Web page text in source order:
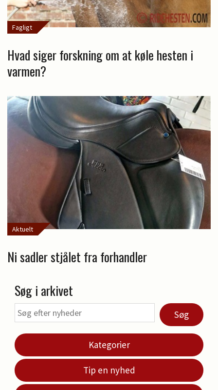
Fagligt
Hvad siger forskning om at køle hesten i
varmen?
Aktuelt
Ni sadler stjålet fra forhandler
Søg i arkivet
Søg
Kategorier
Tip en nyhed